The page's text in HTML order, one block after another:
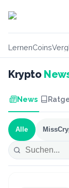
LernenCoins
Krypto
News
Alle